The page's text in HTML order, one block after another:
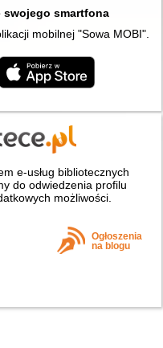
swojego smartfona
mobilnej "Sowa MOBI".
e-usług bibliotecznych
do odwiedzenia profilu
możliwości.
Ogłoszenia
na blogu